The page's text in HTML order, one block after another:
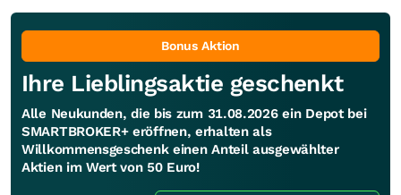
Quelle:Elmos Semiconductor Insidertrades
Bonus Aktion
Ihre Lieblingsaktie geschenkt
Alle Neukunden, die bis zum 31.08.2026 ein Depot bei
SMARTBROKER+ eröffnen, erhalten als
Willkommensgeschenk einen Anteil ausgewählter
Aktien im Wert von 50 Euro!